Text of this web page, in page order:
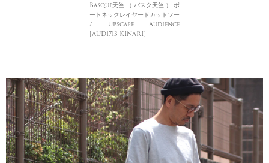
Basque天竺 （ バスク天竺 ） ボ
ートネックレイヤードカットソー
/ Upscape Audience
[AUD1713-KINARI]